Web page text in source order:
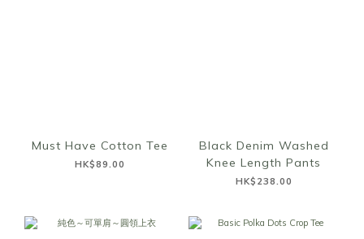
Must Have Cotton Tee
HK$89.00
Black Denim Washed
Knee Length Pants
HK$238.00